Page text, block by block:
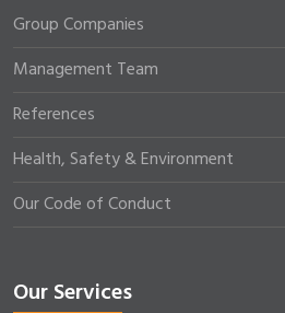
Group Companies
Management Team
References
Health, Safety & Environment
Our Code of Conduct
Our Services